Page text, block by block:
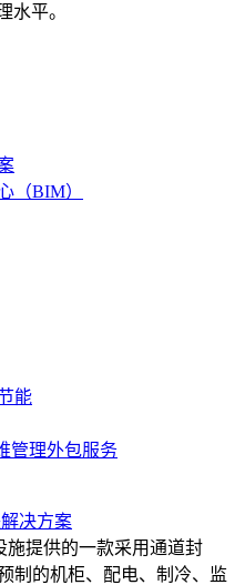
水平。
（BIM）
能
管理外包服务
决方案
施提供的一款采用通道封
制的机柜、配电、制冷、监